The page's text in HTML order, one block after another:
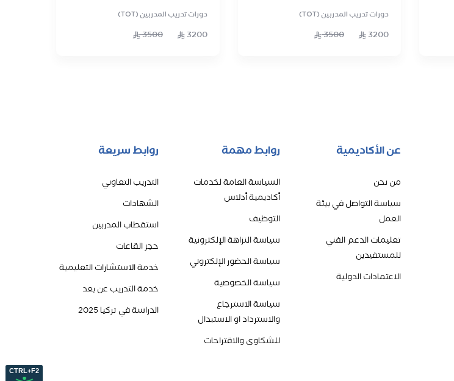
CTRL+F2
دورات تدريب المدربين (TOT)
3200
3500
دورات تدريب المدربين (TOT)
3200
3500
عن الأكاديمية
من نحن
سياسة التواصل في بيئة
العمل
تعليمات الدعم الفني
للمستفيدين
الاعتمادات الدولية
روابط مهمة
السياسة العامة لخدمات
أكاديمية أدلاس
التوظيف
سياسة النزاهة الإلكترونية
سياسة الحضور الإلكتروني
سياسة الخصوصية
سياسة الاسترجاع
والاسترداد او الاستبدال
للشكاوى والاقتراحات
روابط سريعة
التدريب التعاوني
الشهادات
استقطاب المدربين
حجز القاعات
خدمة الاستشارات التعليمية
خدمة التدريب عن بعد
الدراسة في تركيا 2025